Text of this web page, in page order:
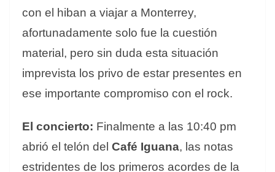
con el hiban a viajar a Monterrey,
afortunadamente solo fue la cuestión
material, pero sin duda esta situación
imprevista los privo de estar presentes en
ese importante compromiso con el rock.
El concierto: Finalmente a las 10:40 pm
abrió el telón del Café Iguana, las notas
estridentes de los primeros acordes de la